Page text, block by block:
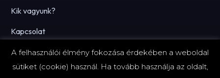
Kik vagyunk?
Kapcsolat
Hírlevél
A felhasználói élmény fokozása érdekében a weboldal
sütiket (cookie) használ. Ha tovább használja az oldalt,